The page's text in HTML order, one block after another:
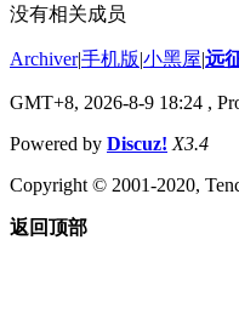
没有相关成员
Archiver|手机版|小黑屋|远
GMT+8, 2026-8-9 18:24 ,
Powered by Discuz! X3.4
Copyright © 2001-2020,
返回顶部